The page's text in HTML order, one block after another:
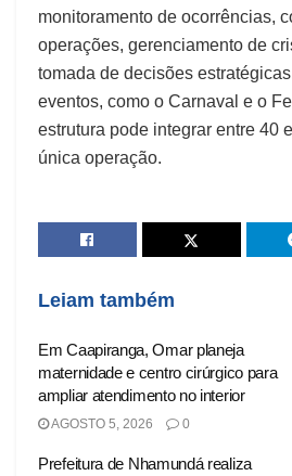
monitoramento de ocorrências,
operações, gerenciamento de
tomada de decisões
eventos, como o Carnaval e o
estrutura pode integrar entre 40
única operação.
Leiam também
Em Caapiranga, Omar planeja
maternidade e centro cirúrgico para
ampliar atendimento no interior
AGOSTO 5, 2026 0
Prefeitura de Nhamundá realiza